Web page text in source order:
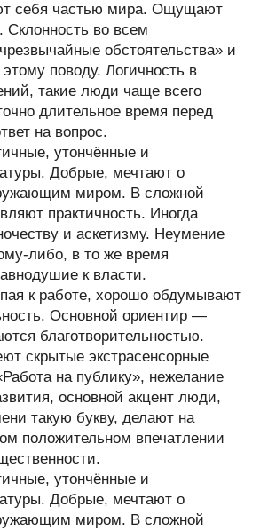
себя частью мира. Ощущают
Склонность во всем
обстоятельства» и
поводу. Логичность в
такие люди чаще всего
длительное время перед
на вопрос.
утончённые и
Добрые, мечтают о
миром. В сложной
практичность. Иногда
и аскетизму. Неумение
либо, в то же время
к власти.
к работе, хорошо обдумывают
Основной ориентир —
благотворительностью.
скрытые экстрасенсорные
на публику», нежелание
основной акцент люди,
такую букву, делают на
положительном впечатлении
утончённые и
Добрые, мечтают о
миром. В сложной